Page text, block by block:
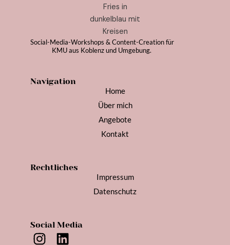
Social-Media-Workshops & Content-Creation für
KMU aus Koblenz und Umgebung.
Navigation
Home
Über mich
Angebote
Kontakt
Rechtliches
Impressum
Datenschutz
Social Media
I L